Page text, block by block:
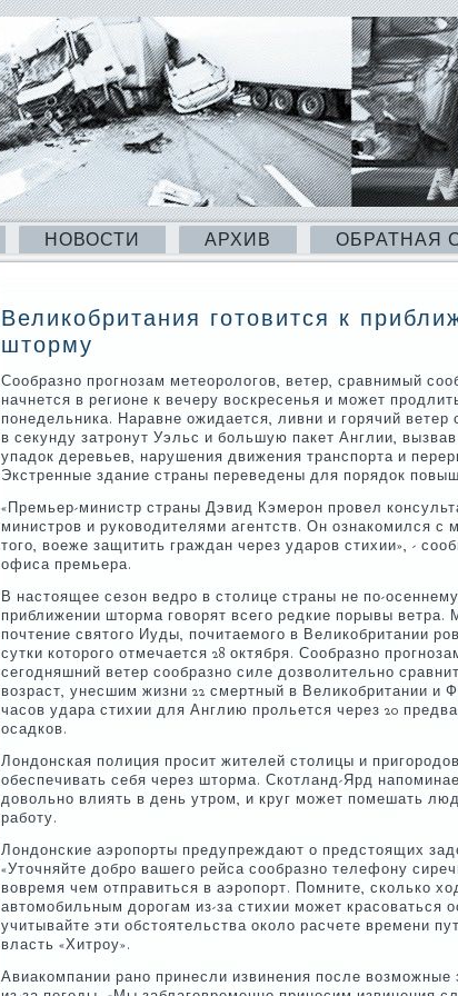
НОВОСТИ АРХИВ ОБРАТНАЯ
Великобритания готовится к
шторму
Сообразно прогнозам метеорологов, ветер, сравнимый
начнется в регионе к вечеру воскресенья и может
понедельника. Наравне ожидается, ливни и горячий ветер
в секунду затронут Уэльс и большую пакет Англии,
упадок деревьев, нарушения движения транспорта и
Экстренные здание страны переведены для порядок
«Премьер-министр страны Дэвид Кэмерон провел
министров и руководителями агентств. Он ознакомился с
того, воеже защитить граждан через ударов стихии», -
офиса премьера.
В настоящее сезон ведро в столице страны не по-
приближении шторма говорят всего редкие порывы ветра.
почтение святого Иуды, почитаемого в Великобритании
сутки которого отмечается 28 октября. Сообразно
сегодняшний ветер сообразно силе дозволительно
возраст, унесшим жизни 22 смертный в Великобритании и
часов удара стихии для Англию прольется через 20
осадков.
Лондонская полиция просит жителей столицы и
обеспечивать себя через шторма. Скотланд-Ярд
довольно влиять в день утром, и круг может помешать
работу.
Лондонские аэропорты предупреждают о предстоящих
«Уточняйте добро вашего рейса сообразно телефону
вовремя чем отправиться в аэропорт. Помните, сколько
автомобильным дорогам из-за стихии может красоваться
учитывайте эти обстоятельства около расчете времени
власть «Хитроу».
Авиакомпании рано принесли извинения после